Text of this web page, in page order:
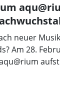
neuer
Am 28.